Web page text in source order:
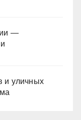
—
и уличных